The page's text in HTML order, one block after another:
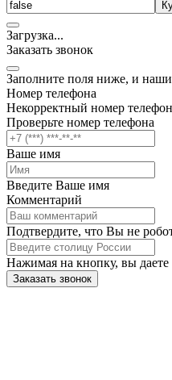
Загрузка...
Заказать звонок
Заполните поля ниже, и
Номер телефона
Некорректный номер
Проверьте номер телефона
Ваше имя
Введите Ваше имя
Комментарий
Подтвердите, что Вы не
Нажимая на кнопку, вы даете
Заказать звонок